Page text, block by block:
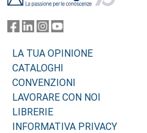
LA TUA OPINIONE
CATALOGHI
CONVENZIONI
LAVORARE CON NOI
LIBRERIE
INFORMATIVA PRIVACY